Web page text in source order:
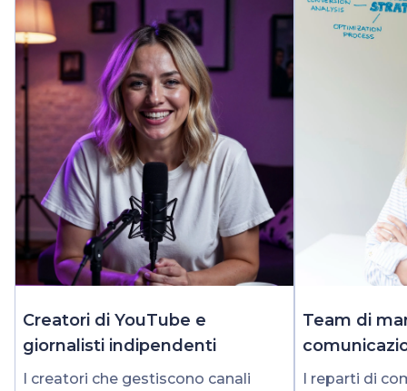
Creatori di YouTube e
giornalisti indipendenti
I creatori che gestiscono canali
Team di
I reparti di